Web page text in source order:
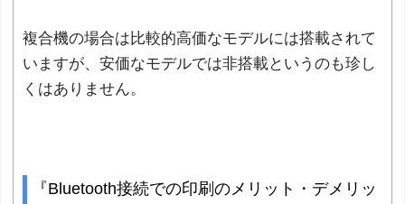
複合機の場合は比較的高価なモデルには搭載されて
いますが、安価なモデルでは非搭載というのも珍し
くはありません。
『Bluetooth接続での印刷のメリット・デメリッ